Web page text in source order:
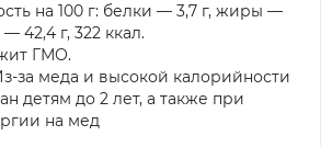
на 100 г: белки — 3,7 г, жиры —
42,4 г, 322 ккал.
ГМО.
за меда и высокой калорийности
детям до 2 лет, а также при
на мед